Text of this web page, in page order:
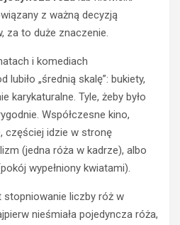
z ważną decyzją
za to duże znaczenie.
i komediach
„średnią skalę”: bukiety,
karykaturalne. Tyle, żeby było
Współczesne kino,
częściej idzie w stronę
(jedna róża w kadrze), albo
wypełniony kwiatami).
stopniowanie liczby róż w
nieśmiała pojedyncza róża,